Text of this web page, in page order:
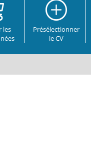
les
Présélectionner
le CV